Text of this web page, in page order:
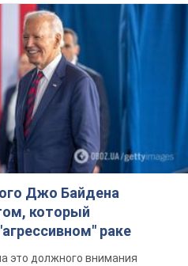
Джо Байдена
который
раке
это должного внимания